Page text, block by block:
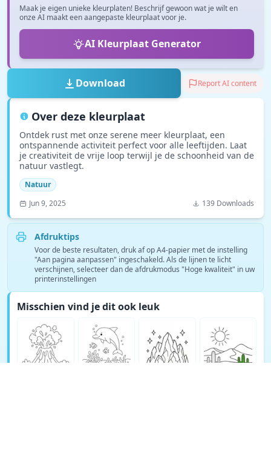
Maak je eigen unieke kleurplaten! Beschrijf gewoon wat je wilt en
onze AI maakt een aangepaste kleurplaat voor je.
AI Kleurplaat Generator
Download Report AI content
Over deze kleurplaat
Ontdek rust met onze serene meer kleurplaat, een
ontspannende activiteit perfect voor alle leeftijden. Laat
je creativiteit de vrije loop terwijl je de schoonheid van de
natuur vastlegt.
Natuur
Jun 9, 2025
139 Downloads
Afdruktips
Voor de beste resultaten, druk af op A4-papier met de instelling
"Aan pagina aanpassen" ingeschakeld. Als de lijnen te licht
verschijnen, selecteer dan de afdrukmodus "Hoge kwaliteit" in uw
printerinstellingen
Misschien vind je dit ook leuk